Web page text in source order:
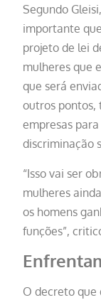
Segundo
importante
projeto de lei
mulheres que
que será
outros pontos,
empresas
discriminação
“Isso vai ser
mulheres
os homens
funções”,
O decreto que